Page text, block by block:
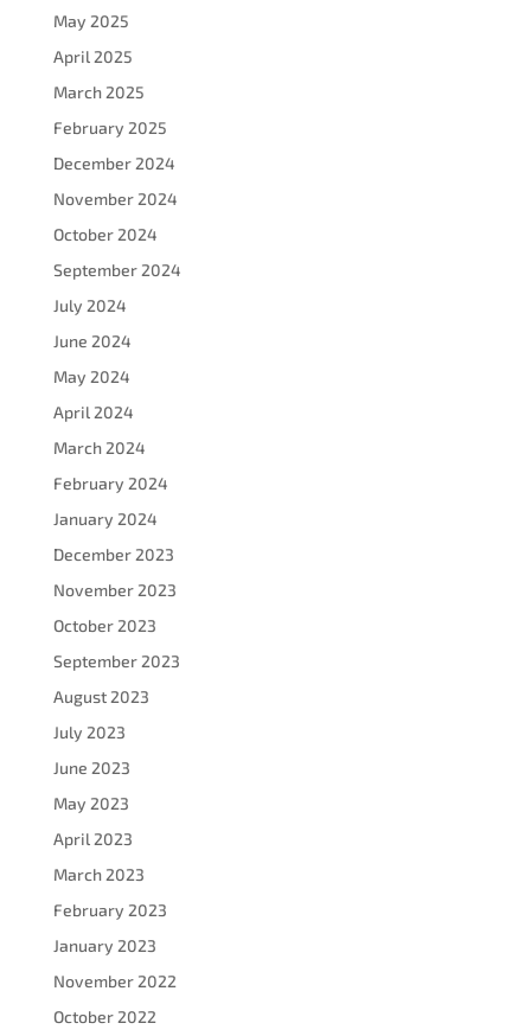
May 2025
April 2025
March 2025
February 2025
December 2024
November 2024
October 2024
September 2024
July 2024
June 2024
May 2024
April 2024
March 2024
February 2024
January 2024
December 2023
November 2023
October 2023
September 2023
August 2023
July 2023
June 2023
May 2023
April 2023
March 2023
February 2023
January 2023
November 2022
October 2022